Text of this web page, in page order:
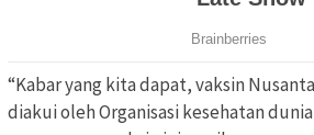
“Kabar yang kita dapat, vaksin
diakui oleh Organisasi kesehatan